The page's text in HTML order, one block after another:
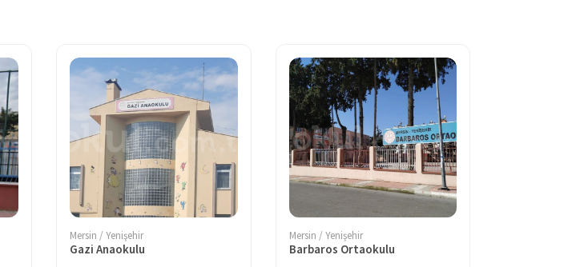
Mersin / Yenişehir
Gazi Anaokulu
Mersin / Yenişehir
Barbaros Ortaokulu